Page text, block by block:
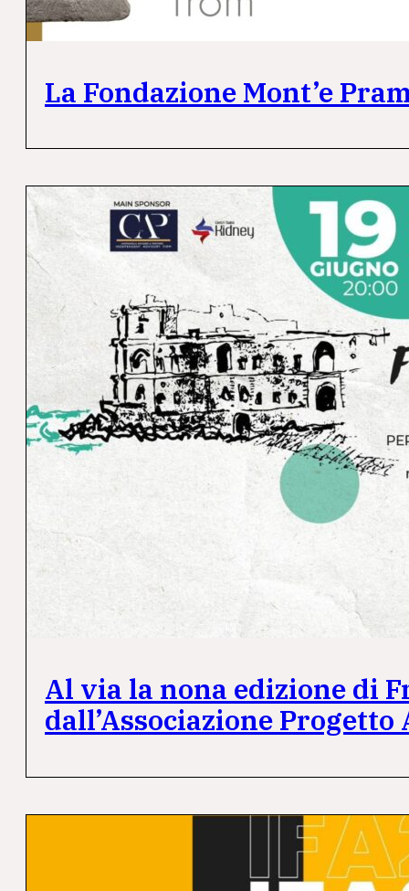
La Fondazione Mont’e
Al via la nona edizione di
dall’Associazione Progetto